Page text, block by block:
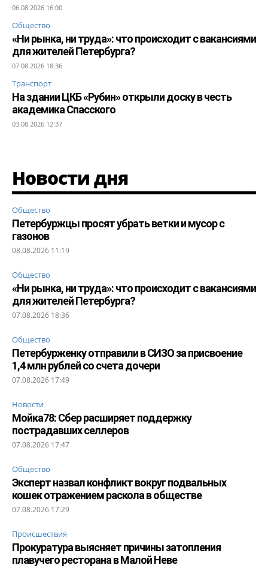
06.08.2026 16:00
Общество
«Ни рынка, ни труда»: что происходит с вакансиями
для жителей Петербурга?
07.08.2026 18:36
Транспорт
На здании ЦКБ «Рубин» открыли доску в честь
академика Спасского
03.08.2026 12:37
Новости дня
Общество
Петербуржцы просят убрать ветки и мусор с
газонов
08.08.2026 11:19
Общество
«Ни рынка, ни труда»: что происходит с вакансиями
для жителей Петербурга?
07.08.2026 18:36
Общество
Петербурженку отправили в СИЗО за присвоение
1,4 млн рублей со счета дочери
07.08.2026 17:49
Новости
Мойка78: Сбер расширяет поддержку
пострадавших селлеров
07.08.2026 17:47
Общество
Эксперт назвал конфликт вокруг подвальных
кошек отражением раскола в обществе
07.08.2026 17:29
Происшествия
Прокуратура выясняет причины затопления
плавучего ресторана в Малой Неве